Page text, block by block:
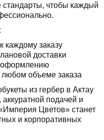
чтобы каждый
каждому заказу
доставки
оформлению
любом объеме заказа
из гербер в Актау
подачей и
Цветов» станет
и корпоративных